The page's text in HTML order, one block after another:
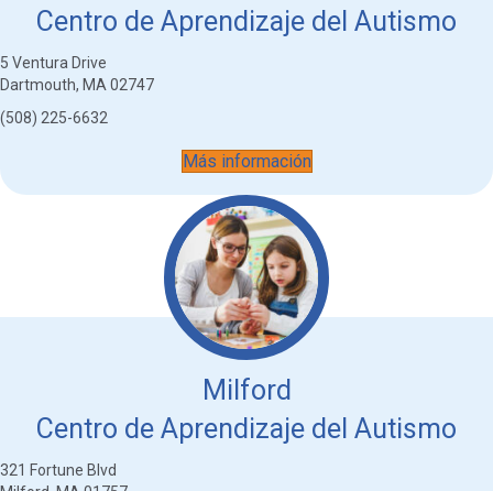
Centro de Aprendizaje del Autismo
5 Ventura Drive
Dartmouth, MA 02747
(508) 225-6632
Más información
Milford
Centro de Aprendizaje del Autismo
321 Fortune Blvd